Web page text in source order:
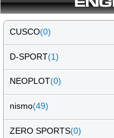
CUSCO(0)
D-SPORT(1)
NEOPLOT(0)
nismo(49)
ZERO SPORTS(0)